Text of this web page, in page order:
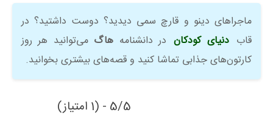
ماجراهای دینو و قارچ سمی دیدید؟ دوست داشتید؟ در
قاب دنیای کودکان در دانشنامه هاگ می‌توانید هر روز
کارتون‌های جذابی تماشا کنید و قصه‌های بیشتری بخوانید.
5/5 - (1 امتیاز)